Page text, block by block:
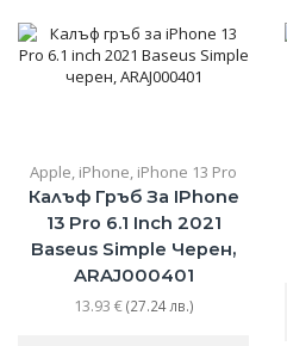
Apple iPhone iPhone 13 Pro
Калъф Гръб За IPhone
13 Pro 6.1 Inch 2021
Baseus Simple Черен,
ARAJ000401
13.93 €(27.24 лв.)